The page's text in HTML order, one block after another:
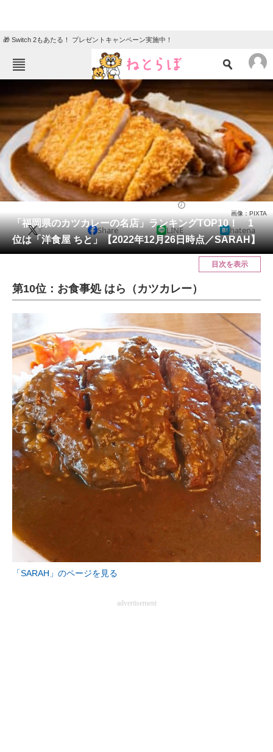
🎁 Switch 2もあたる！ プレゼントキャンペーン実施中！
ニュース
エンタメ クイズ
グルメ 地域
住まい 教育・育児
動物 リサーチ
会員記事
メディア
ITの今と未来を見通す
スマホと通信の最新トレンド
進化するPCとデバイスの未来
好きが集まる 比べて選べる
ビジネスと働き方のヒント
AI活用のいまが分かる
企業ITのトレンドを詳説
経営リーダーのコミュニティ
企業向けIT製品の総合サイト
「福岡県のカツカレーの名店」ランキングTOP10！ 1
位は「洋食屋 ちと」【2022年12月26日時点／SARAH】
画像：PIXTA
X Share LINE hatena
目次を表示
第10位：お食事処 はら（カツカレー）
「SARAH」のページを見る
advertisement